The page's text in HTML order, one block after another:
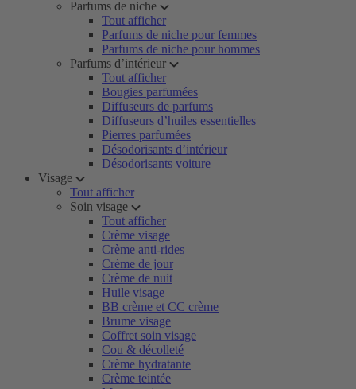
Parfums de niche
Tout afficher
Parfums de niche pour femmes
Parfums de niche pour hommes
Parfums d’intérieur
Tout afficher
Bougies parfumées
Diffuseurs de parfums
Diffuseurs d’huiles essentielles
Pierres parfumées
Désodorisants d’intérieur
Désodorisants voiture
Visage
Tout afficher
Soin visage
Tout afficher
Crème visage
Crème anti-rides
Crème de jour
Crème de nuit
Huile visage
BB crème et CC crème
Brume visage
Coffret soin visage
Cou & décolleté
Crème hydratante
Crème teintée